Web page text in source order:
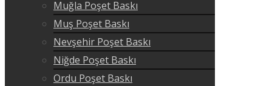
Muğla Poşet Baskı
Muş Poşet Baskı
Nevşehir Poşet Baskı
Niğde Poşet Baskı
Ordu Poşet Baskı